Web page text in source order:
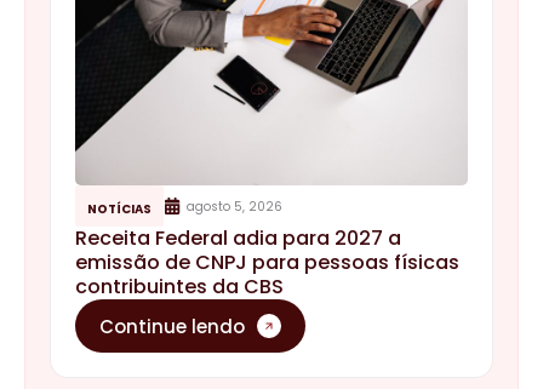
NOTÍCIAS agosto 5, 2026
Receita Federal adia para 2027 a
emissão de CNPJ para pessoas físicas
contribuintes da CBS
Continue lendo